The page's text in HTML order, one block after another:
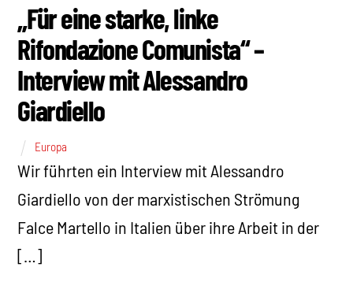
„Für eine starke, linke
Rifondazione Comunista“ –
Interview mit Alessandro
Giardiello
Europa
Wir führten ein Interview mit Alessandro
Giardiello von der marxistischen Strömung
Falce Martello in Italien über ihre Arbeit in der
[…]